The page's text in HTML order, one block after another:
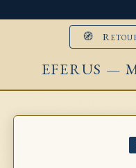
🧭
EFERUS —